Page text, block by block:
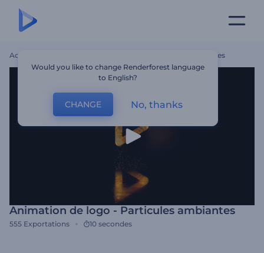
Accueil Animation De Logo - Particules Ambiantes
Animation de logo - Particules ambiantes
555 Exportations 10 secondes
Would you like to change Renderforest language
to English?
CHANGE No, thanks